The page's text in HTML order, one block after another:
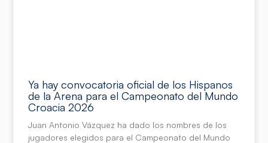
Ya hay convocatoria oficial de los Hispanos
de la Arena para el Campeonato del Mundo
Croacia 2026
Juan Antonio Vázquez ha dado los nombres de los
jugadores elegidos para el Campeonato del Mundo